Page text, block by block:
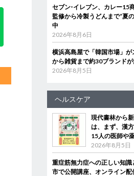
セブン‐イレブン、カレー
監修から冷製うどんまで“夏
中
2026年8月6日
横浜高島屋で「韓国市場」
から雑貨まで約30ブランド
2026年8月5日
ヘルスケア
現代書林から
は、まず、漢
15人の医師や
2026年8月5日
重症筋無力症への正しい知
市で公開講座、オンライン配